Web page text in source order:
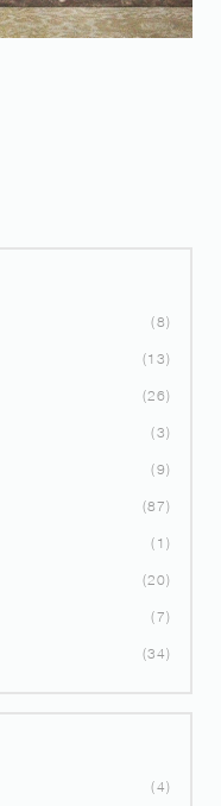
8
13
26
3
9
87
1
20
7
34
4